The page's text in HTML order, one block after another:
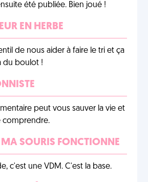
été publiée. Bien joué !
EN HERBE
de nous aider à faire le tri et ça
du boulot !
peut vous sauver la vie et
comprendre.
MA SOURIS FONCTIONNE
c'est une VDM. C'est la base.